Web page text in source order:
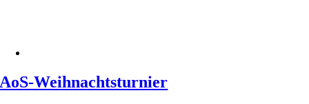
AoS-Weihnachtsturnier